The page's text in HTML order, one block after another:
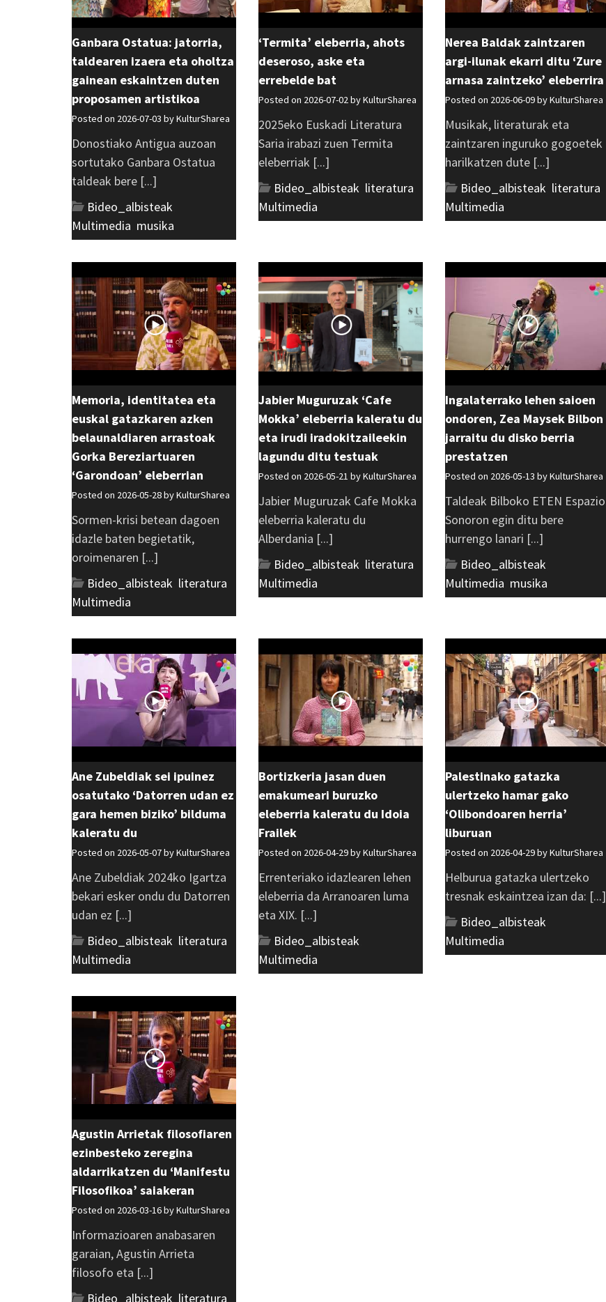
Ganbara Ostatua: jatorria,
taldearen izaera eta oholtza
gainean eskaintzen duten
proposamen artistikoa
Posted on 2026-07-03 byKulturSharea
Donostiako Antigua auzoan
sortutako Ganbara Ostatua
taldeak bere [...]
Bideo_albisteak
Multimedia musika
‘Termita’ eleberria, ahots
deseroso, aske eta
errebelde bat
Posted on 2026-07-02 byKulturSharea
2025eko Euskadi Literatura
Saria irabazi zuen Termita
eleberriak [...]
Bideo_albisteak literatura
Multimedia
Nerea Baldak zaintzaren
argi-ilunak ekarri ditu ‘Zure
arnasa zaintzeko’ eleberrira
Posted on 2026-06-09 byKulturSharea
Musikak, literaturak eta
zaintzaren inguruko gogoetek
harilkatzen dute [...]
Bideo_albisteak literatura
Multimedia
Memoria, identitatea eta
euskal gatazkaren azken
belaunaldiaren arrastoak
Gorka Bereziartuaren
‘Garondoan’ eleberrian
Posted on 2026-05-28 byKulturSharea
Sormen-krisi betean dagoen
idazle baten begietatik,
oroimenaren [...]
Bideo_albisteak literatura
Multimedia
Jabier Muguruzak ‘Cafe
Mokka’ eleberria kaleratu du
eta irudi iradokitzaileekin
lagundu ditu testuak
Posted on 2026-05-21 byKulturSharea
Jabier Muguruzak Cafe Mokka
eleberria kaleratu du
Alberdania [...]
Bideo_albisteak literatura
Multimedia
Ingalaterrako lehen saioen
ondoren, Zea Maysek Bilbon
jarraitu du disko berria
prestatzen
Posted on 2026-05-13 byKulturSharea
Taldeak Bilboko ETEN Espazio
Sonoron egin ditu bere
hurrengo lanari [...]
Bideo_albisteak
Multimedia musika
Ane Zubeldiak sei ipuinez
osatutako ‘Datorren udan ez
gara hemen biziko’ bilduma
kaleratu du
Posted on 2026-05-07 byKulturSharea
Ane Zubeldiak 2024ko Igartza
bekari esker ondu du Datorren
udan ez [...]
Bideo_albisteak literatura
Multimedia
Bortizkeria jasan duen
emakumeari buruzko
eleberria kaleratu du Idoia
Frailek
Posted on 2026-04-29 byKulturSharea
Errenteriako idazlearen lehen
eleberria da Arranoaren luma
eta XIX. [...]
Bideo_albisteak
Multimedia
Palestinako gatazka
ulertzeko hamar gako
‘Olibondoaren herria’
liburuan
Posted on 2026-04-29 byKulturSharea
Helburua gatazka ulertzeko
tresnak eskaintzea izan da: [...]
Bideo_albisteak
Multimedia
Agustin Arrietak filosofiaren
ezinbesteko zeregina
aldarrikatzen du ‘Manifestu
Filosofikoa’ saiakeran
Posted on 2026-03-16 byKulturSharea
Informazioaren anabasaren
garaian, Agustin Arrieta
filosofo eta [...]
Bideo_albisteak literatura